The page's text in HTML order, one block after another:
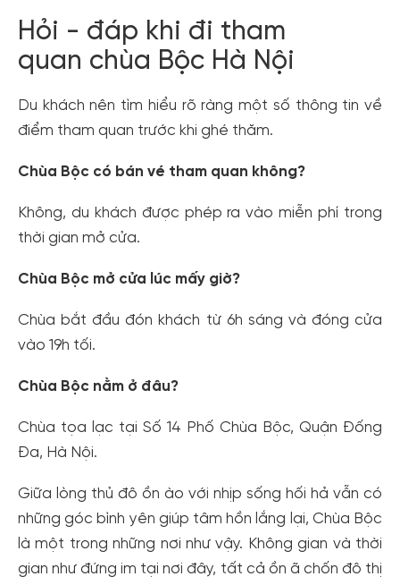
Hỏi - đáp khi đi tham
quan chùa Bộc Hà Nội
Du khách nên tìm hiểu rõ ràng một số thông tin về
điểm tham quan trước khi ghé thăm.
Chùa Bộc có bán vé tham quan không?
Không, du khách được phép ra vào miễn phí trong
thời gian mở cửa.
Chùa Bộc mở cửa lúc mấy giờ?
Chùa bắt đầu đón khách từ 6h sáng và đóng cửa
vào 19h tối.
Chùa Bộc nằm ở đâu?
Chùa tọa lạc tại Số 14 Phố Chùa Bộc, Quận Đống
Đa, Hà Nội.
Giữa lòng thủ đô ồn ào với nhịp sống hối hả vẫn có
những góc bình yên giúp tâm hồn lắng lại, Chùa Bộc
là một trong những nơi như vậy. Không gian và thời
gian như đứng im tại nơi đây, tất cả ồn ã chốn đô thị